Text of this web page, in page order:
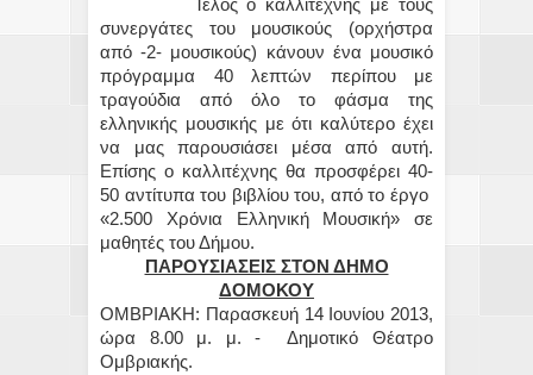
Τέλος ο καλλιτέχνης με τους
συνεργάτες του μουσικούς (ορχήστρα
από -2- μουσικούς) κάνουν ένα μουσικό
πρόγραμμα 40 λεπτών περίπου με
τραγούδια από όλο το φάσμα της
ελληνικής μουσικής με ότι καλύτερο έχει
να μας παρουσιάσει μέσα από αυτή.
Επίσης ο καλλιτέχνης θα προσφέρει 40-
50 αντίτυπα του βιβλίου του, από το έργο
«2.500 Χρόνια Ελληνική Μουσική» σε
μαθητές του Δήμου.
ΠΑΡΟΥΣΙΑΣΕΙΣ ΣΤΟΝ ΔΗΜΟ
ΔΟΜΟΚΟΥ
ΟΜΒΡΙΑΚΗ: Παρασκευή 14 Ιουνίου 2013,
ώρα 8.00 μ. μ. - Δημοτικό Θέατρο
Ομβριακής.